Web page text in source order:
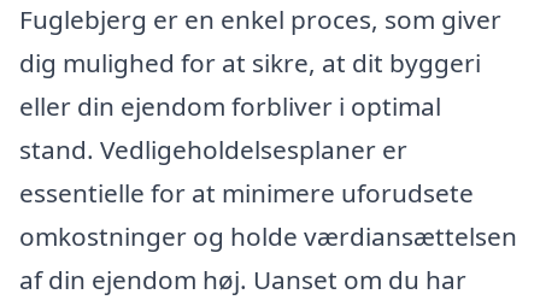
Fuglebjerg er en enkel proces, som giver
dig mulighed for at sikre, at dit byggeri
eller din ejendom forbliver i optimal
stand. Vedligeholdelsesplaner er
essentielle for at minimere uforudsete
omkostninger og holde værdiansættelsen
af din ejendom høj. Uanset om du har